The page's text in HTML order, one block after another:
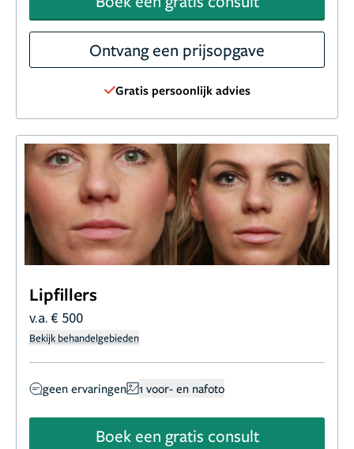
Ontvang een prijsopgave
Gratis persoonlijk advies
Lipfillers
v.a. € 500
Bekijk behandelgebieden
geen ervaringen 1 voor- en nafoto
Boek een gratis consult